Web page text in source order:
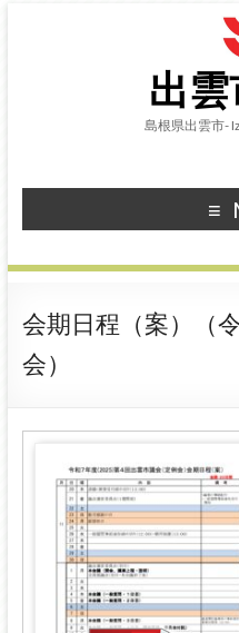
出
島根県出雲市-
会期日程（案）（
会）